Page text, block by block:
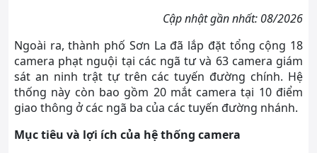
Cập nhật gần nhất: 08/2026
Ngoài ra, thành phố Sơn La đã lắp đặt tổng cộng 18
camera phạt nguội tại các ngã tư và 63 camera giám
sát an ninh trật tự trên các tuyến đường chính. Hệ
thống này còn bao gồm 20 mắt camera tại 10 điểm
giao thông ở các ngã ba của các tuyến đường nhánh.
Mục tiêu và lợi ích của hệ thống camera